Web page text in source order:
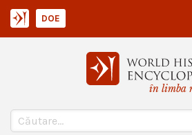
în limba
DOE